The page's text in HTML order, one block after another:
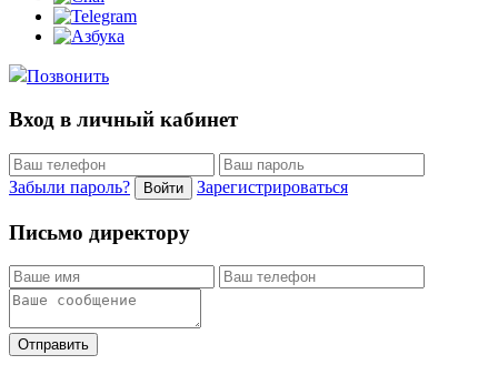
Позвонить
Вход в личный кабинет
Забыли пароль? Войти Зарегистрироваться
Письмо директору
Отправить